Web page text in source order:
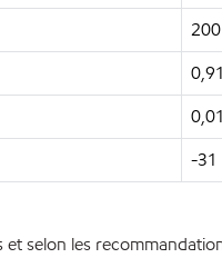
200
0,91
0,01
-31
selon les